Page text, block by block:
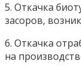
5. Откачка
засоров,
6. Откачка
на